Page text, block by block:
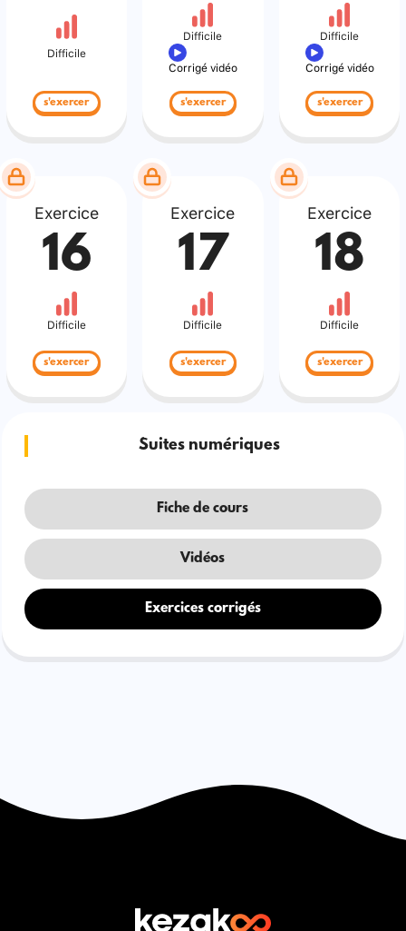
Difficile
s'exercer
Difficile
Corrigé vidéo
s'exercer
Difficile
Corrigé vidéo
s'exercer
Exercice
16
Difficile
s'exercer
Exercice
17
Difficile
s'exercer
Exercice
18
Difficile
s'exercer
Suites numériques
Fiche de cours
Vidéos
Exercices corrigés